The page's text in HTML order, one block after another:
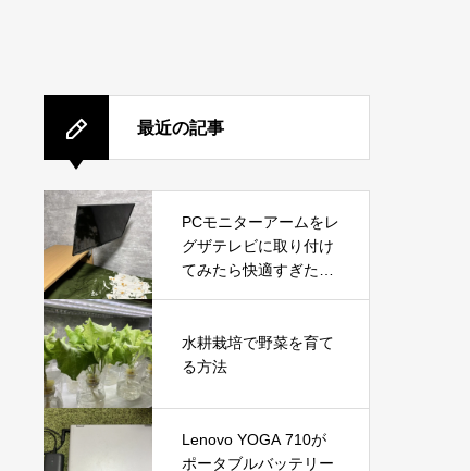
最近の記事
PCモニターアームをレ
グザテレビに取り付け
てみたら快適すぎた！
水耕栽培で野菜を育て
る方法
Lenovo YOGA 710が
ポータブルバッテリー